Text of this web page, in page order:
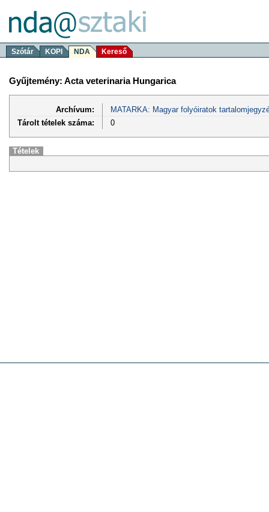
Szótár KOPI NDA Kereső
Gyűjtemény: Acta veterinaria Hungarica
Archívum:
MATARKA: Magyar folyóiratok
Tárolt tételek száma:
0
Tételek